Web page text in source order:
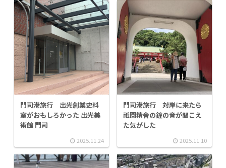
門司港旅行 出光創業史料
室がおもしろかった 出光美
術館 門司
2025.11.24
門司港旅行 対岸に来たら
祇園精舎の鐘の音が聞こえ
た気がした
2025.11.10